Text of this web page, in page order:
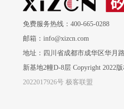
免费服务热线：400-665-0288
邮箱：info@xizcn.com
地址：四川省成都市成华区华月
新基地2幢D-8层 Copyright 2022
2022017926号 极客联盟